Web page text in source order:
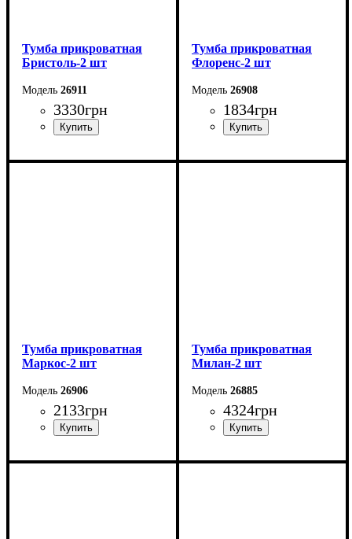
Тумба прикроватная
Бристоль-2 шт
26911
3330грн
Ширина: 55,6 см
Тумба прикроватная
Флоренс-2 шт
26908
1834грн
Ширина: 50,1 см
Тумба прикроватная
Маркос-2 шт
26906
2133грн
Ширина: 51 см
Тумба прикроватная
Милан-2 шт
26885
4324грн
Ширина: 42 см